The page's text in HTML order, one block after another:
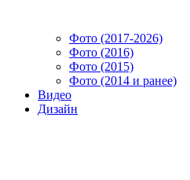
Фото (2017-2026)
Фото (2016)
Фото (2015)
Фото (2014 и ранее)
Видео
Дизайн